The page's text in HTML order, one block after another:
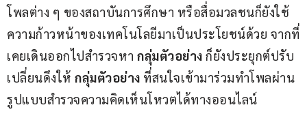
โพลต่าง ๆ ของสถาบันการศึกษา หรือสื่อมวลชนก็ยังใช้
ความก้าวหน้าของเทคโนโลยีมาเป็นประโยชน์ด้วย จากที่
เคยเดินออกไปสำรวจหา กลุ่มตัวอย่าง ก็ยังประยุกต์ปรับ
เปลี่ยนดึงให้ กลุ่มตัวอย่าง ที่สนใจเข้ามาร่วมทำโพลผ่าน
รูปแบบสำรวจความคิดเห็นโหวตได้ทางออนไลน์